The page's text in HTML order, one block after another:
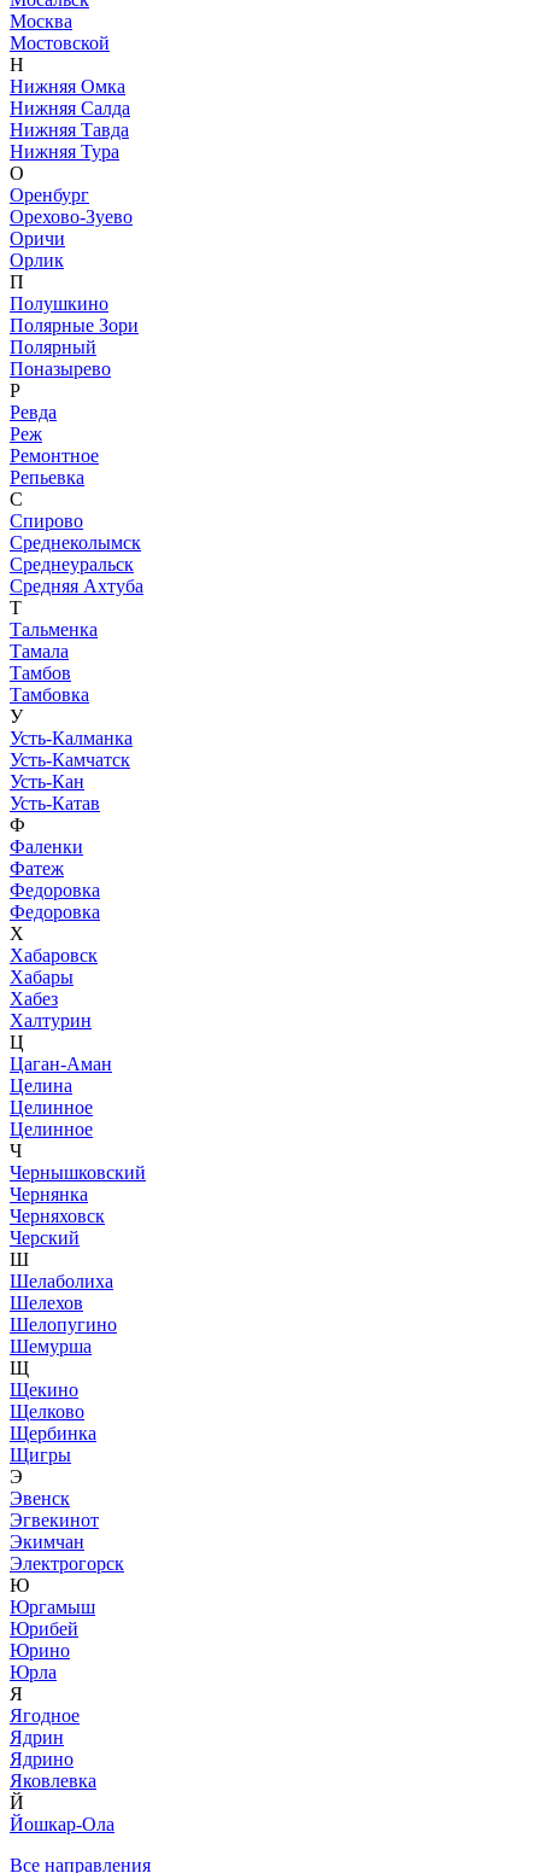
Москва
Мостовской
Н
Нижняя Омка
Нижняя Салда
Нижняя Тавда
Нижняя Тура
О
Оренбург
Орехово-Зуево
Оричи
Орлик
П
Полушкино
Полярные Зори
Полярный
Поназырево
Р
Ревда
Реж
Ремонтное
Репьевка
С
Спирово
Среднеколымск
Среднеуральск
Средняя Ахтуба
Т
Тальменка
Тамала
Тамбов
Тамбовка
У
Усть-Калманка
Усть-Камчатск
Усть-Кан
Усть-Катав
Ф
Фаленки
Фатеж
Федоровка
Федоровка
Х
Хабаровск
Хабары
Хабез
Халтурин
Ц
Цаган-Аман
Целина
Целинное
Целинное
Ч
Чернышковский
Чернянка
Черняховск
Черский
Ш
Шелаболиха
Шелехов
Шелопугино
Шемурша
Щ
Щекино
Щелково
Щербинка
Щигры
Э
Эвенск
Эгвекинот
Экимчан
Электрогорск
Ю
Юргамыш
Юрибей
Юрино
Юрла
Я
Ягодное
Ядрин
Ядрино
Яковлевка
Й
Йошкар-Ола
Все направления